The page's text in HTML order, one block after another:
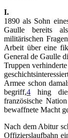
I.
1890 als Sohn
Gaulle bereits
militärischen
Arbeit über eine
General de Gaulle
Truppen
Armee schon
begriff,4 hing
französische
bewaffnete Macht
Nach dem Abitur
Offizierslaufbahn